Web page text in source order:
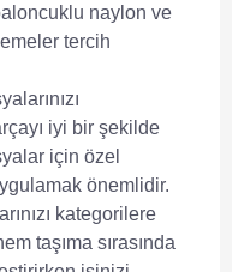
naylon ve
tercih
iyi bir şekilde
için özel
önemlidir.
kategorilere
taşıma sırasında